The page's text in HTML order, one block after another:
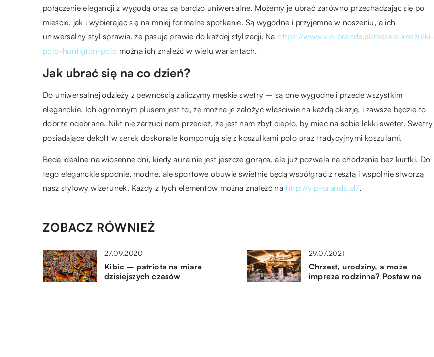
połączenie elegancji z wygodą oraz są bardzo uniwersalne. Możemy je ubrać zarówno przechadzając się po
mieście, jak i wybierając się na mniej formalne spotkanie. Są wygodne i przyjemne w noszeniu, a ich
uniwersalny styl sprawia, że pasują prawie do każdej stylizacji. Na https://www.vip-brands.pl/meskie-koszulki-
polo-huntigton-polo można ich znaleźć w wielu wariantach.
Jak ubrać się na co dzień?
Do uniwersalnej odzieży z pewnością zaliczymy męskie swetry – są one wygodne i przede wszystkim
eleganckie. Ich ogromnym plusem jest to, że można je założyć właściwie na każdą okazję, i zawsze będzie to
dobrze odebrane. Nikt nie zarzuci nam przecież, że jest nam zbyt ciepło, by mieć na sobie lekki sweter. Swetry
posiadające dekolt w serek doskonale komponują się z koszulkami polo oraz tradycyjnymi koszulami.
Będą idealne na wiosenne dni, kiedy aura nie jest jeszcze gorąca, ale już pozwala na chodzenie bez kurtki. Do
tego eleganckie spodnie, modne, ale sportowe obuwie świetnie będą współgrać z resztą i wspólnie stworzą
nasz stylowy wizerunek. Każdy z tych elementów można znaleźć na http://vip-brands.pl/.
ZOBACZ RÓWNIEŻ
27.09.2020
Kibic – patriota na miarę
dzisiejszych czasów
29.07.2021
Chrzest, urodziny, a może
impreza rodzinna? Postaw na